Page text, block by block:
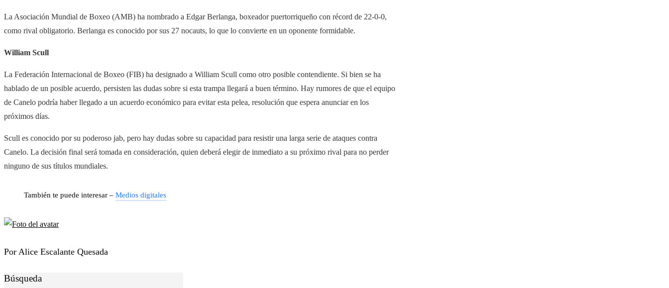
La Asociación Mundial de Boxeo (AMB) ha nombrado a Edgar Berlanga, boxeador puertorriqueño con récord de 22-0-0,
como rival obligatorio. Berlanga es conocido por sus 27 nocauts, lo que lo convierte en un oponente formidable.
William Scull
La Federación Internacional de Boxeo (FIB) ha designado a William Scull como otro posible contendiente. Si bien se ha
hablado de un posible acuerdo, persisten las dudas sobre si esta trampa llegará a buen término. Hay rumores de que el equipo
de Canelo podría haber llegado a un acuerdo económico para evitar esta pelea, resolución que espera anunciar en los
próximos días.
Scull es conocido por su poderoso jab, pero hay dudas sobre su capacidad para resistir una larga serie de ataques contra
Canelo. La decisión final será tomada en consideración, quien deberá elegir de inmediato a su próximo rival para no perder
ninguno de sus títulos mundiales.
También te puede interesar – Medios digitales
Por Alice Escalante Quesada
Búsqueda